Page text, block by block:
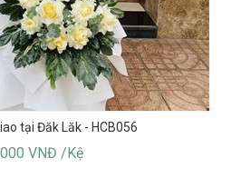
tại Đăk Lăk - HCB056
VNĐ /Kệ